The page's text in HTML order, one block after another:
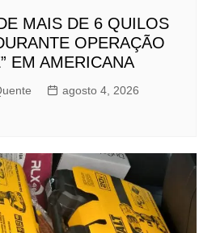
MAIS DE 6 QUILOS
OPERAÇÃO
EM AMERICANA
agosto 4, 2026